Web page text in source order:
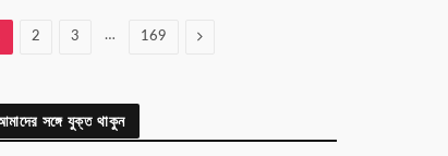
2 3 … 169 Next
সঙ্গে যুক্ত থাকুন